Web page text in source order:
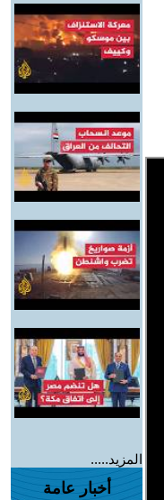
المزيد.....
أخبار عامة